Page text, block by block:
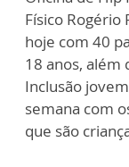
Físico Rogério
hoje com 40
18 anos, além
Inclusão
semana com
que são